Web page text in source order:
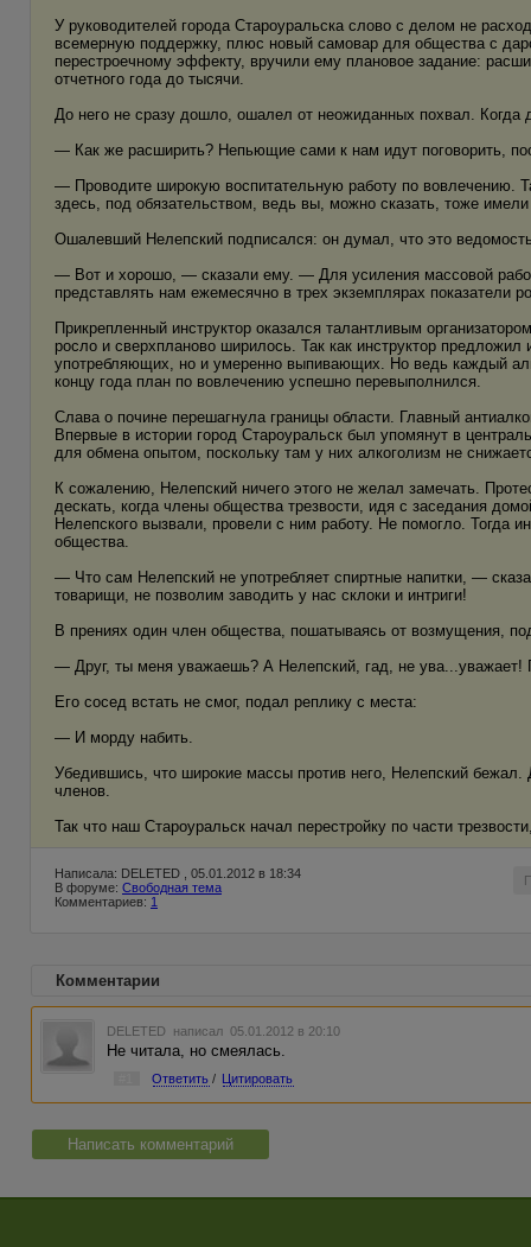
У руководителей города Староуральска слово с делом не
всемерную поддержку, плюс новый самовар для общества с
перестроечному эффекту, вручили ему плановое задание:
отчетного года до тысячи.
До него не сразу дошло, ошалел от неожиданных похвал. Когда
— Как же расширить? Непьющие сами к нам идут поговорить,
— Проводите широкую воспитательную работу по вовлечению.
здесь, под обязательством, ведь вы, можно сказать, тоже
Ошалевший Нелепский подписался: он думал, что это
— Вот и хорошо, — сказали ему. — Для усиления массовой
представлять нам ежемесячно в трех экземплярах показатели
Прикрепленный инструктор оказался талантливым
росло и сверхпланово ширилось. Так как инструктор
употребляющих, но и умеренно выпивающих. Но ведь каждый
концу года план по вовлечению успешно перевыполнился.
Слава о почине перешагнула границы области. Главный
Впервые в истории город Староуральск был упомянут в
для обмена опытом, поскольку там у них алкоголизм не
К сожалению, Нелепский ничего этого не желал замечать.
дескать, когда члены общества трезвости, идя с заседания
Нелепского вызвали, провели с ним работу. Не помогло. Тогда
общества.
— Что сам Нелепский не употребляет спиртные напитки, —
товарищи, не позволим заводить у нас склоки и интриги!
В прениях один член общества, пошатываясь от возмущения,
— Друг, ты меня уважаешь? А Нелепский, гад, не ува...уважает!
Его сосед встать не смог, подал реплику с места:
— И морду набить.
Убедившись, что широкие массы против него, Нелепский
членов.
Так что наш Староуральск начал перестройку по части
Написала: DELETED , 05.01.2012 в 18:34
В форуме: Свободная тема
Комментариев: 1
Комментарии
DELETED написал 05.01.2012 в 20:10
Не читала, но смеялась.
Ответить / Цитировать
Написать комментарий